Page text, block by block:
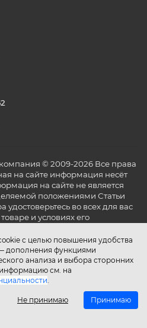
с целью повышения удобства
дополнения функциями
анализа и выбора сторонних
см. на
.
Не принимаю Принимаю
© 2009-2026 Все права
на сайте информация несёт
на сайте не является
положениями Статьи
во всех для вас
и условиях его